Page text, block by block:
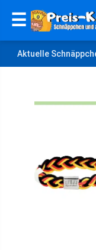
☰
Aktuelle